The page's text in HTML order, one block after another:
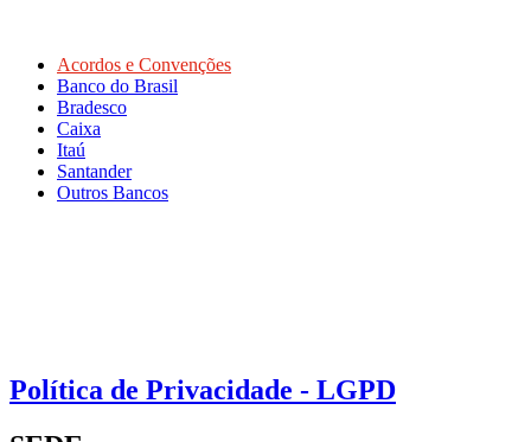
Acordos e Convenções
Banco do Brasil
Bradesco
Caixa
Itaú
Santander
Outros Bancos
Política de Privacidade - LGPD